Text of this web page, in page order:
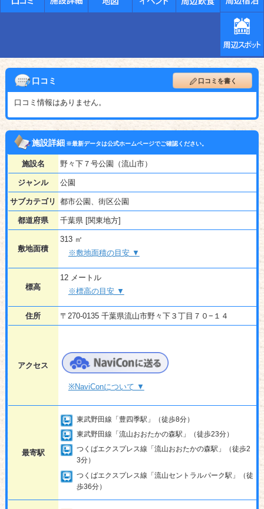
口コミ 口コミを書く
口コミ情報はありません。
施設詳細※最新データは公式ホームページでご確認ください。
施設名 野々下７号公園（流山市）
ジャンル 公園
サブカテゴリ 都市公園、街区公園
都道府県 千葉県 [関東地方]
敷地面積
313 ㎡
※敷地面積の目安 ▼
標高
12 メートル
※標高の目安 ▼
住所 〒270-0135 千葉県流山市野々下３丁目７０−１４
アクセス
※NaviConについて ▼
最寄駅
東武野田線「豊四季駅」（徒歩8分）
東武野田線「流山おおたかの森駅」（徒歩23分）
つくばエクスプレス線「流山おおたかの森駅」（徒歩2
3分）
つくばエクスプレス線「流山セントラルパーク駅」（徒
歩36分）